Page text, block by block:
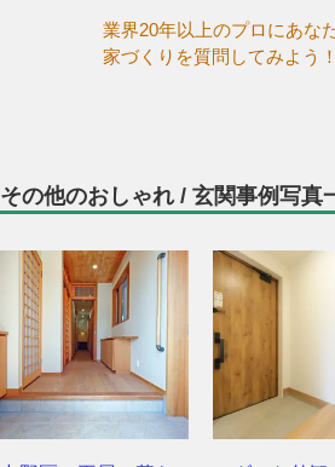
業界20年以上のプロにあな
家づくりを質問してみよう！
その他のおしゃれ / 玄関事例写真